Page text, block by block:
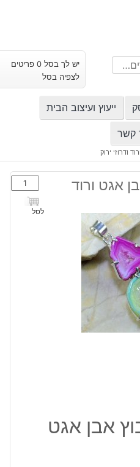
יש לך בסל 0 פריטים
לצפיה בסל
ייעוץ ועיצוב הבית
קשר
ודרוזי ירוק
אגט ורוד
כמות
של
תליון
לסל
אבן אגט